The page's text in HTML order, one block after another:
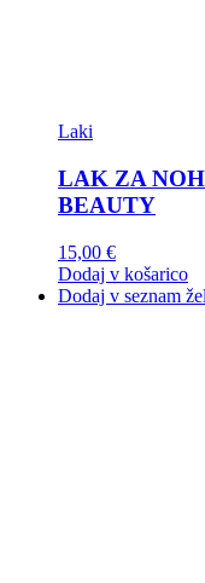
Laki
LAK ZA
BEAUTY
15,00 €
Dodaj v košarico
Dodaj v seznam